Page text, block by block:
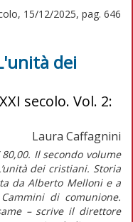
15/12/2025, pag. 646
dei
secolo. Vol. 2:
Laura Caffagnini
Il secondo volume
dei cristiani. Storia
da Alberto Melloni e a
di comunione.
– scrive il direttore